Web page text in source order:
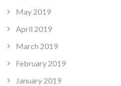
May 2019
April 2019
March 2019
February 2019
January 2019